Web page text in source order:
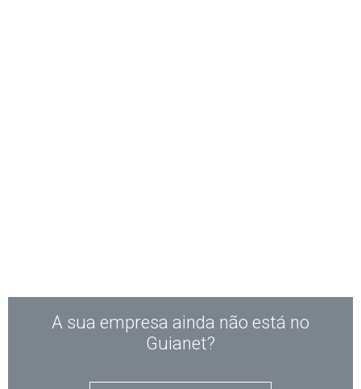
A sua empresa ainda não está no
Guianet?